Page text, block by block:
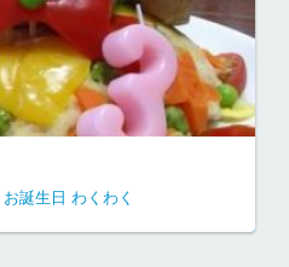
お誕生日 わくわく